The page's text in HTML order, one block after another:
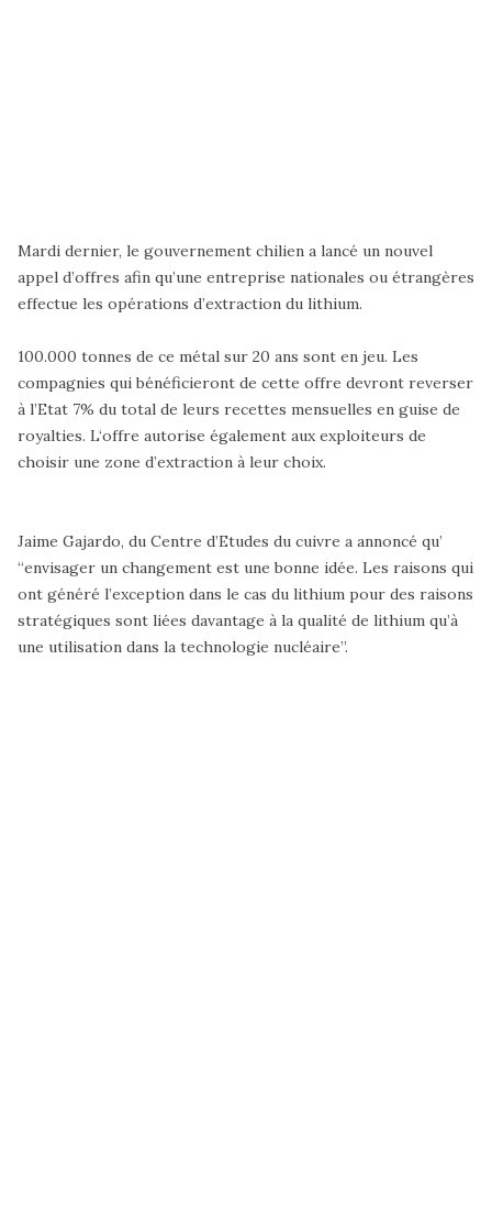
Mardi dernier, le gouvernement chilien a lancé un nouvel
appel d’offres afin qu’une entreprise nationales ou étrangères
effectue les opérations d’extraction du lithium.
100.000 tonnes de ce métal sur 20 ans sont en jeu. Les
compagnies qui bénéficieront de cette offre devront reverser
à l’Etat 7% du total de leurs recettes mensuelles en guise de
royalties. L‘offre autorise également aux exploiteurs de
choisir une zone d’extraction à leur choix.
Jaime Gajardo, du Centre d’Etudes du cuivre a annoncé qu’
“envisager un changement est une bonne idée. Les raisons qui
ont généré l’exception dans le cas du lithium pour des raisons
stratégiques sont liées davantage à la qualité de lithium qu’à
une utilisation dans la technologie nucléaire”.